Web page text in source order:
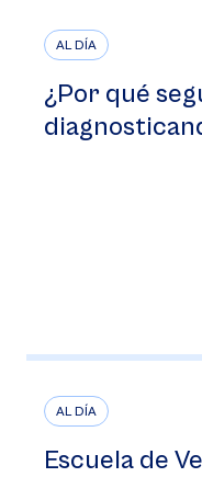
AL DÍA
¿Por qué
AL DÍA
Escuela de